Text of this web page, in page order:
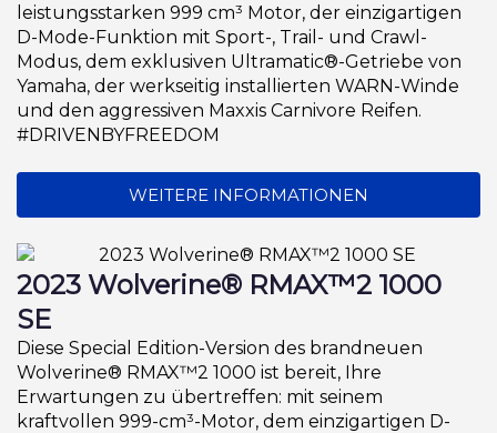
leistungsstarken 999 cm³ Motor, der einzigartigen
D-Mode-Funktion mit Sport-, Trail- und Crawl-
Modus, dem exklusiven Ultramatic®-Getriebe von
Yamaha, der werkseitig installierten WARN-Winde
und den aggressiven Maxxis Carnivore Reifen.
#DRIVENBYFREEDOM
WEITERE INFORMATIONEN
2023 Wolverine® RMAX™2 1000
SE
Diese Special Edition-Version des brandneuen
Wolverine® RMAX™2 1000 ist bereit, Ihre
Erwartungen zu übertreffen: mit seinem
kraftvollen 999-cm³-Motor, dem einzigartigen D-